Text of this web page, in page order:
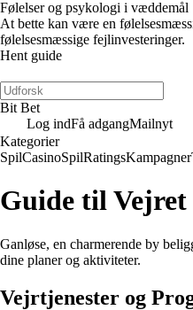
Følelser og psykologi i væddemål
At bette kan være en
følelsesmæssige fejlinvesteringer.
Hent guide
Bit Bet
Log indFå adgangMailnyt
Kategorier
SpilCasinoSpilRatingsKampagner
Guide til Vejret
Ganløse, en charmerende by
dine planer og aktiviteter.
Vejrtjenester og